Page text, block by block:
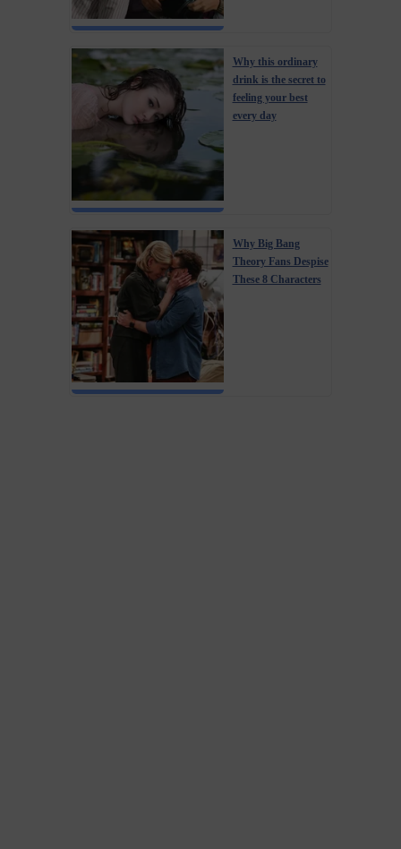
Why this ordinary
drink is the secret to
feeling your best
every day
Why Big Bang
Theory Fans Despise
These 8 Characters